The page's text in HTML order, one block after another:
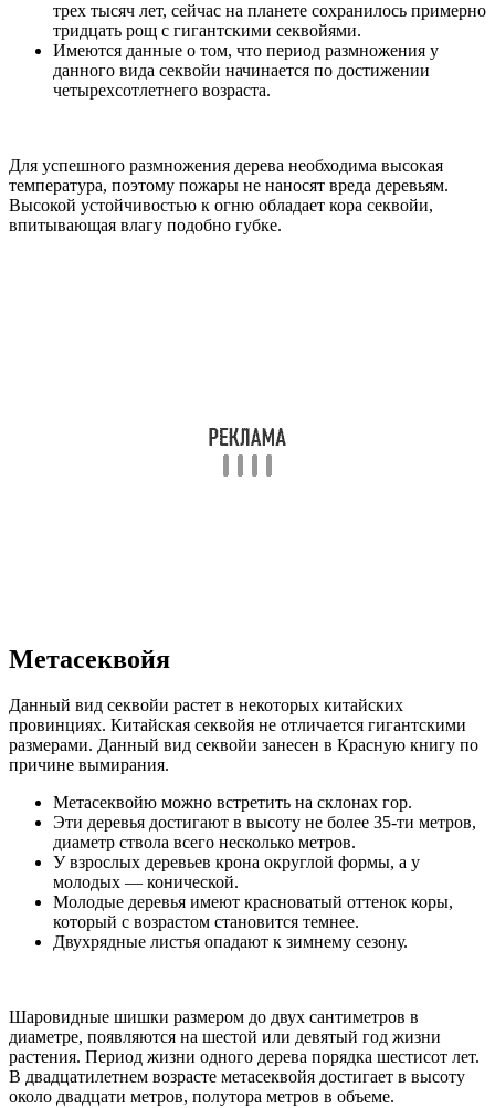
трех тысяч лет, сейчас на планете сохранилось примерно
тридцать рощ с гигантскими секвойями.
Имеются данные о том, что период размножения у
данного вида секвойи начинается по достижении
четырехсотлетнего возраста.
Для успешного размножения дерева необходима высокая
температура, поэтому пожары не наносят вреда деревьям.
Высокой устойчивостью к огню обладает кора секвойи,
впитывающая влагу подобно губке.
Метасеквойя
Данный вид секвойи растет в некоторых китайских
провинциях. Китайская секвойя не отличается гигантскими
размерами. Данный вид секвойи занесен в Красную книгу по
причине вымирания.
Метасеквойю можно встретить на склонах гор.
Эти деревья достигают в высоту не более 35-ти метров,
диаметр ствола всего несколько метров.
У взрослых деревьев крона округлой формы, а у
молодых — конической.
Молодые деревья имеют красноватый оттенок коры,
который с возрастом становится темнее.
Двухрядные листья опадают к зимнему сезону.
Шаровидные шишки размером до двух сантиметров в
диаметре, появляются на шестой или девятый год жизни
растения. Период жизни одного дерева порядка шестисот лет.
В двадцатилетнем возрасте метасеквойя достигает в высоту
около двадцати метров, полутора метров в объеме.